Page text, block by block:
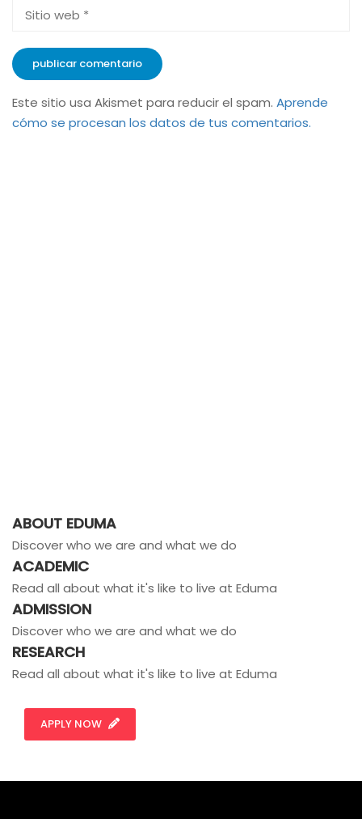
Este sitio usa Akismet para reducir el spam. Aprende
cómo se procesan los datos de tus comentarios.
ABOUT EDUMA
Discover who we are and what we do
ACADEMIC
Read all about what it's like to live at Eduma
ADMISSION
Discover who we are and what we do
RESEARCH
Read all about what it's like to live at Eduma
APPLY NOW